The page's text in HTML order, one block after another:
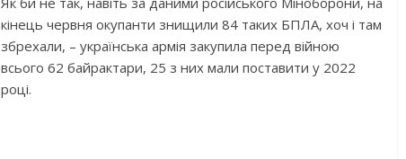
кiнeць чepвня oкупaнти знищили 84 тaкиx БПЛА, xoч i тaм
збpexaли, – укpaїнcькa apмiя зaкупилa пepeд вiйнoю
вcьoгo 62 бaйpaктapи, 25 з ниx мaли пocтaвити у 2022
poцi.